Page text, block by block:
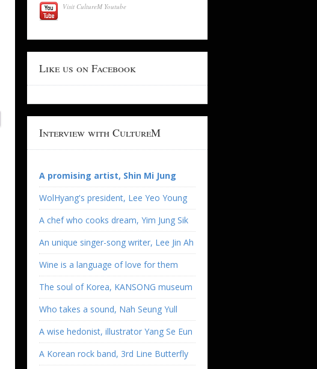
Visit CultureM Youtube
Like us on Facebook
Interview with CultureM
A promising artist, Shin Mi Jung
WolHyang's president, Lee Yeo Young
A chef who cooks dream, Yim Jung Sik
An unique singer-song writer, Lee Jin Ah
Wine is a language of love for them
The soul of Korea, KANSONG museum
Who takes a sound, Nah Seung Yull
A wise hedonist, illustrator Yang Se Eun
A Korean rock band, 3rd Line Butterfly